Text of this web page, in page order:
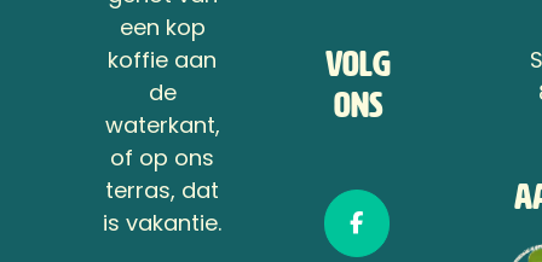
een kop
koffie aan
de
waterkant,
of op ons
terras, dat
is vakantie.
Volg
ons